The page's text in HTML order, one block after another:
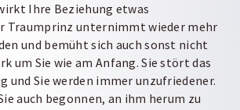
Ihre Beziehung etwas
Traumprinz unternimmt wieder mehr
und bemüht sich auch sonst nicht
um Sie wie am Anfang. Sie stört das
und Sie werden immer unzufriedener.
auch begonnen, an ihm herum zu